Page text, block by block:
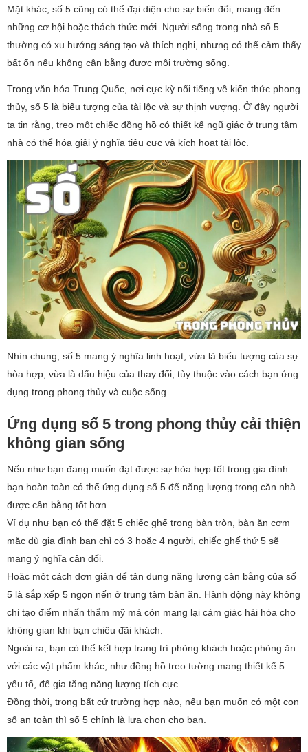
Mặt khác, số 5 cũng có thể đại diện cho sự biến đổi, mang đến
những cơ hội hoặc thách thức mới. Người sống trong nhà số 5
thường có xu hướng sáng tạo và thích nghi, nhưng có thể cảm thấy
bất ổn nếu không cân bằng được môi trường sống.
Trong văn hóa Trung Quốc, nơi cực kỳ nổi tiếng về kiến thức phong
thủy, số 5 là biểu tượng của tài lộc và sự thịnh vượng. Ở đây người
ta tin rằng, treo một chiếc đồng hồ có thiết kế ngũ giác ở trung tâm
nhà có thể hóa giải ý nghĩa tiêu cực và kích hoạt tài lộc.
Nhìn chung, số 5 mang ý nghĩa linh hoạt, vừa là biểu tượng của sự
hòa hợp, vừa là dấu hiệu của thay đổi, tùy thuộc vào cách bạn ứng
dụng trong phong thủy và cuộc sống.
Ứng dụng số 5 trong phong thủy cải thiện
không gian sống
Nếu như bạn đang muốn đạt được sự hòa hợp tốt trong gia đình
bạn hoàn toàn có thể ứng dụng số 5 để năng lượng trong căn nhà
được cân bằng tốt hơn.
Ví dụ như bạn có thể đặt 5 chiếc ghế trong bàn tròn, bàn ăn cơm
mặc dù gia đình bạn chỉ có 3 hoặc 4 người, chiếc ghế thứ 5 sẽ
mang ý nghĩa cân đối.
Hoặc một cách đơn giản để tận dụng năng lượng cân bằng của số
5 là sắp xếp 5 ngọn nến ở trung tâm bàn ăn. Hành động này không
chỉ tạo điểm nhấn thẩm mỹ mà còn mang lại cảm giác hài hòa cho
không gian khi bạn chiêu đãi khách.
Ngoài ra, bạn có thể kết hợp trang trí phòng khách hoặc phòng ăn
với các vật phẩm khác, như đồng hồ treo tường mang thiết kế 5
yếu tố, để gia tăng năng lượng tích cực.
Đồng thời, trong bất cứ trường hợp nào, nếu bạn muốn có một con
số an toàn thì số 5 chính là lựa chọn cho bạn.